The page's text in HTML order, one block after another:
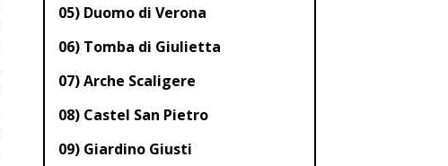
05) Duomo di Verona
06) Tomba di Giulietta
07) Arche Scaligere
08) Castel San Pietro
09) Giardino Giusti